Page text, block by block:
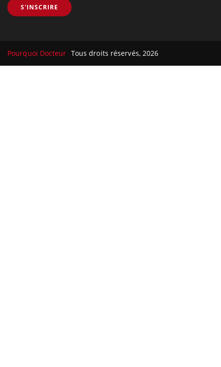
S'INSCRIRE
Pourquoi Docteur Tous droits réservés, 2026